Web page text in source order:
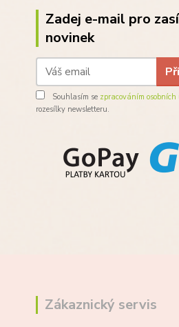
Zadej e-mail pro
novinek
Souhlasím se zpracováním
rozesílky newsletteru.
Zákaznický servis